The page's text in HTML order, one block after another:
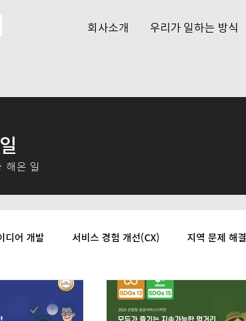
회사소개 우리가 일하는 방식
해온 일
디어 개발 서비스 경험 개선(CX) 지역 문제 해
제 해결 교육